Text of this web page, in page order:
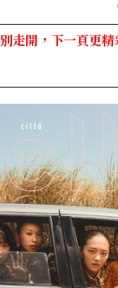
別走開，下一頁更精